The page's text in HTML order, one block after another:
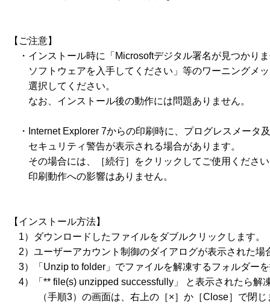
【ご注意】
・インストール時に「Microsoftデジタル署名が見つかり
ソフトウェアを入手してください」等のワーニングメッ
選択してください。
なお、インストール後の動作には問題ありません。
・Internet Explorer 7からの印刷時に、プログレスメータ
セキュリティ警告が表示される場合があります。
その場合には、［続行］をクリックしてご使用くださ
印刷動作への影響はありません。
【インストール方法】
1）ダウンロードしたファイルをダブルクリックします。
2）ユーザーアカウント制御のダイアログが表示された場
3）「Unzip to folder」でファイルを解凍するフォルダー
4）「** file(s) unzipped successfully」 と表示されたら解
（手順3）の画面は、右上の［×］か［Close］で閉じ